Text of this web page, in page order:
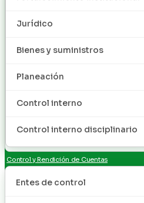
Jurídico
Bienes y suministros
Planeación
Control interno
Control interno disciplinario
Control y Rendición de Cuentas
Entes de control